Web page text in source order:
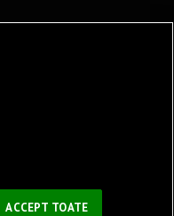
ACCEPT TOATE